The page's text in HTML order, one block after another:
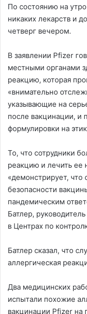
По состоянию на
никаких лекарств и
четверг вечером.
В заявлении Pfizer
местными органами
реакцию, которая
«внимательно
указывающие на
после вакцинации, и
формулировки на
То, что сотрудники
реакцию и лечить
«демонстрирует, что
безопасности
пандемическим
Батлер,
в Центрах по
Батлер сказал, что
аллергическая
Два медицинских
испытали похожие
вакцинации Pfizer на